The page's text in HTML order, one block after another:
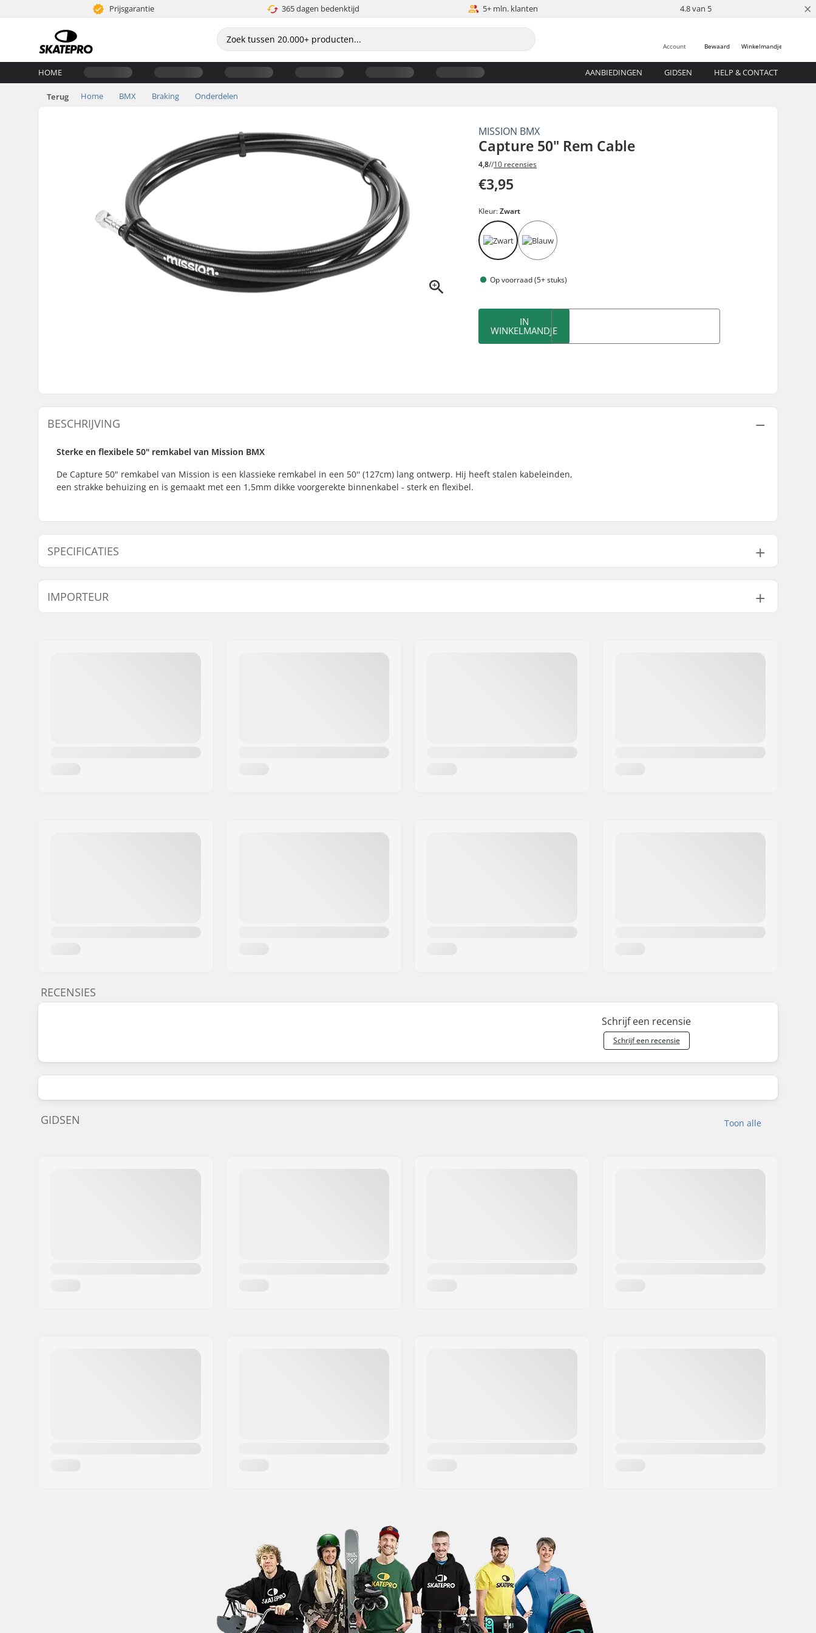
Prijsgarantie 365 dagen bedenktijd 5+ mln. klanten 4.8 van 5 ×
Winkelmandje
Bewaard
Account
HOME AANBIEDINGEN GIDSEN HELP & CONTACT
Terug Home BMX Braking Onderdelen
MISSION BMX
Capture 50" Rem Cable
4,8//10 recensies
€3,95
Kleur:Zwart
Op voorraad (5+ stuks)
IN
WINKELMANDJE
BESCHRIJVING
Sterke en flexibele 50" remkabel van Mission BMX
De Capture 50" remkabel van Mission is een klassieke remkabel in een 50'' (127cm) lang ontwerp. Hij heeft stalen kabeleinden,
een strakke behuizing en is gemaakt met een 1,5mm dikke voorgerekte binnenkabel - sterk en flexibel.
SPECIFICATIES
Gyro compatibel: Nee Gewicht: 96.39g
IMPORTEUR
RECENSIES
Schrijf een recensie
Schrijf een recensie
Toon alle
GIDSEN